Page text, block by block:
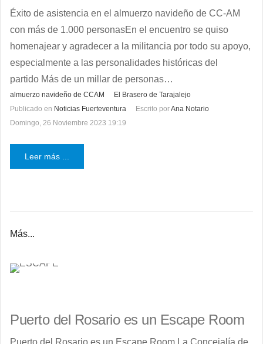
Éxito de asistencia en el almuerzo navideño de CC-AM
con más de 1.000 personasEn el encuentro se quiso
homenajear y agradecer a la militancia por todo su apoyo,
especialmente a las personalidades históricas del
partido Más de un millar de personas…
almuerzo navideño de CCAM
El Brasero de Tarajalejo
Publicado en Noticias Fuerteventura Escrito porAna Notario
Domingo, 26 Noviembre 2023 19:19
Leer más ...
Más...
Puerto del Rosario es un Escape Room
Puerto del Rosario es un Escape Room La Concejalía de